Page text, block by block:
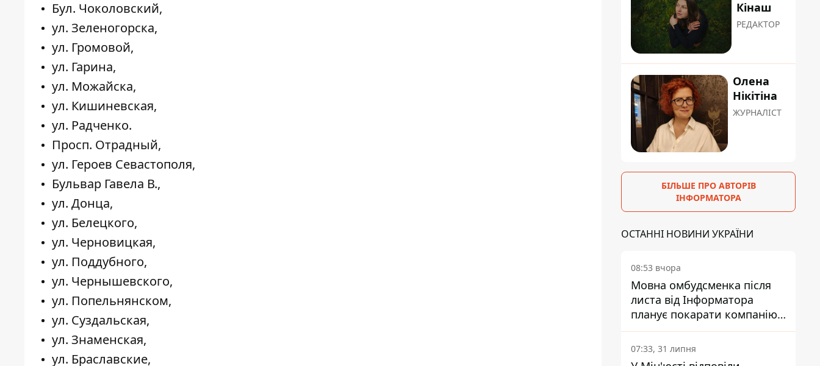
Бул. Чоколовский,
ул. Зеленогорска,
ул. Громовой,
ул. Гарина,
ул. Можайска,
ул. Кишиневская,
ул. Радченко.
Просп. Отрадный,
ул. Героев Севастополя,
Бульвар Гавела В.,
ул. Донца,
ул. Белецкого,
ул. Черновицкая,
ул. Поддубного,
ул. Чернышевского,
ул. Попельнянском,
ул. Суздальская,
ул. Знаменская,
ул. Браславские,
Кінаш
РЕДАКТОР
Олена
Нікітіна
ЖУРНАЛІСТ
БІЛЬШЕ ПРО АВТОРІВ
ІНФОРМАТОРА
ОСТАННІ НОВИНИ УКРАЇНИ
08:53 вчора
Мовна омбудсменка після
листа від Інформатора
планує покарати компанію-
підрядника ПриватБанку
07:33, 31 липня